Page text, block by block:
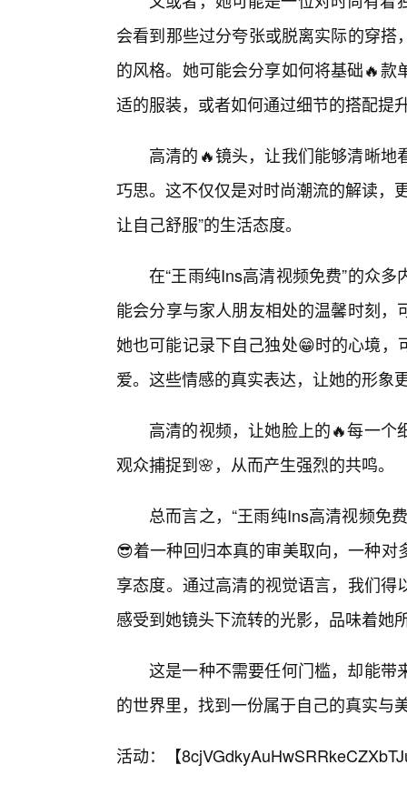
会看到那些过分夸张或脱离实际的穿
的风格。她可能会分享如何将基础🔥
适的服装，或者如何通过细节的搭配提
高清的🔥镜头，让我们能够清晰
巧思。这不仅仅是对时尚潮流的解读，
让自己舒服”的生活态度。
在“王雨纯Ins高清视频免费”的众
能会分享与家人朋友相处的温馨时刻
她也可能记录下自己独处😁时的心境
爱。这些情感的真实表达，让她的形象
高清的视频，让她脸上的🔥每一
观众捕捉到🌸，从而产生强烈的共鸣。
总而言之，“王雨纯Ins高清视频免
😎着一种回归本真的审美取向，一种
享态度。通过高清的视觉语言，我们
感受到她镜头下流转的光影，品味着她
这是一种不需要任何门槛，却能带
的世界里，找到一份属于自己的真实与
活动：【